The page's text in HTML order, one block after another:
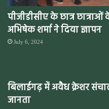
पीजीडीसीए के छात्र
अभिषेक शर्मा ने दिया ज्ञापन
July 6, 2024
बिलाईगढ़ में अवैध क्रेशर
जानता